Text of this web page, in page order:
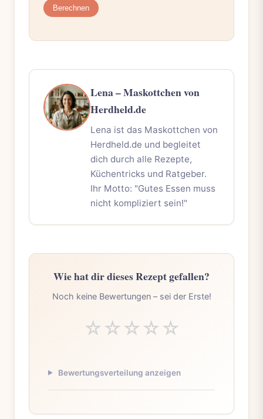
Berechnen
Lena – Maskottchen von
Herdheld.de
Lena ist das Maskottchen von
Herdheld.de und begleitet
dich durch alle Rezepte,
Küchentricks und Ratgeber.
Ihr Motto: "Gutes Essen muss
nicht kompliziert sein!"
Wie hat dir dieses Rezept gefallen?
Noch keine Bewertungen – sei der Erste!
☆☆☆☆☆
Bewertungsverteilung anzeigen